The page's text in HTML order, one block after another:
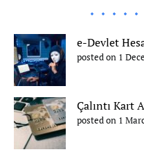
e-Devlet
posted on 1
Çalıntı Kart
posted on 1